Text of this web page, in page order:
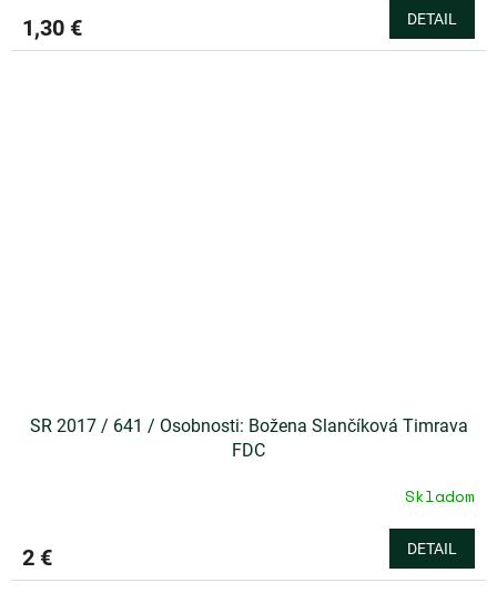
1,30 € DETAIL
SR 2017 / 641 / Osobnosti: Božena Slančíková Timrava
FDC
Skladom
2 € DETAIL